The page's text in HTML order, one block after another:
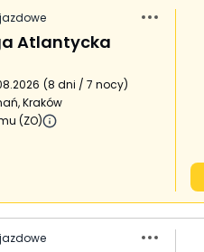
Atlantycka
(8 dni / 7 nocy)
Kraków
(ZO)